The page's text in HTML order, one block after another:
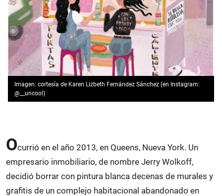
Imagen: cortesía de Karen Lizbeth Fernández Sánchez (en Instagram:
@__uncool)
Ocurrió en el año 2013, en Queens, Nueva York. Un
empresario inmobiliario, de nombre Jerry Wolkoff,
decidió borrar con pintura blanca decenas de murales y
grafitis de un complejo habitacional abandonado en